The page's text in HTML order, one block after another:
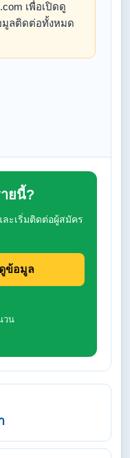
เพื่อเปิดดู
มูลติดต่อทั้งหมด
ยนี้?
ะเริ่มติดต่อผู้สมัคร
ข้อมูล
วน